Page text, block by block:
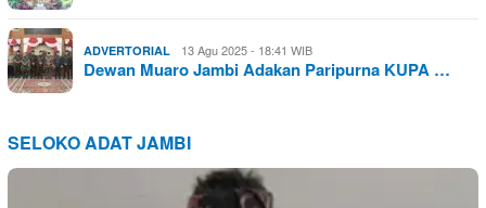
ADVERTORIAL 13 Agu 2025 - 18:41 WIB
Dewan Muaro Jambi Adakan Paripurna KUPA …
SELOKO ADAT JAMBI